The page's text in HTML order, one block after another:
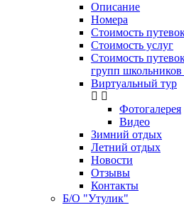
Описание
Номера
Стоимость
Стоимость услуг
Стоимость
групп школьников
Виртуальный тур
Фотогалерея
Видео
Зимний отдых
Летний отдых
Новости
Отзывы
Контакты
Б/О "Утулик"